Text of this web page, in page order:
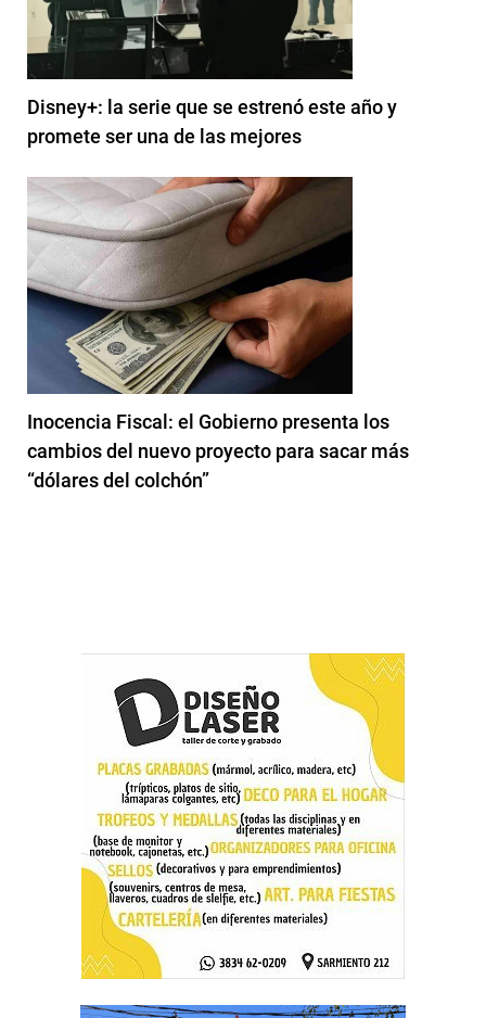
Disney+: la serie que se estrenó este año y
promete ser una de las mejores
Inocencia Fiscal: el Gobierno presenta los
cambios del nuevo proyecto para sacar más
“dólares del colchón”